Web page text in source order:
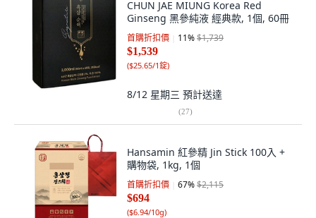
CHUN JAE MIUNG Korea Red
Ginseng 黑參純液 經典款, 1個, 60冊
首購折扣價 11%$1,739
$1,539
($25.65/1錠)
8/12 星期三 預計送達
(27)
Hansamin 紅參精 Jin Stick 100入 +
購物袋, 1kg, 1個
首購折扣價 67%$2,115
$694
($6.94/10g)